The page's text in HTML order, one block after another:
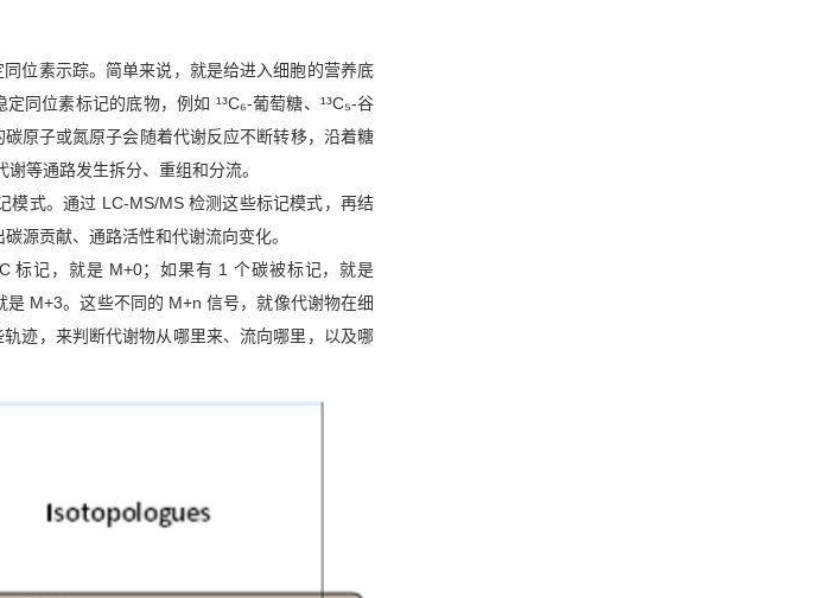
位素示踪。简单来说，就是给进入细胞的营养底
同位素标记的底物，例如 ¹³C₆-葡萄糖、¹³C₅-谷
原子或氮原子会随着代谢反应不断转移，沿着糖
等通路发生拆分、重组和分流。
模式。通过 LC-MS/MS 检测这些标记模式，再结
源贡献、通路活性和代谢流向变化。
标记，就是 M+0；如果有 1 个碳被标记，就是
M+3。这些不同的 M+n 信号，就像代谢物在细
迹，来判断代谢物从哪里来、流向哪里，以及哪